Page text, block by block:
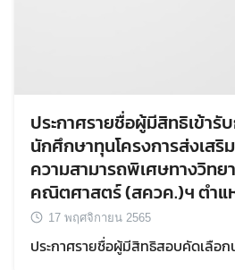
ประกาศรายชื่อผู้มีสิทธิเข้ารั
นักศึกษาทุนโครงการส่งเส
ความสามารถพิเศษทางวิทย
คณิตศาสตร์ (สควค.)ฯ ตำแ
17 พฤศจิกายน 2565
ประกาศรายชื่อผู้มีสิทธิสอบคัดเลือ